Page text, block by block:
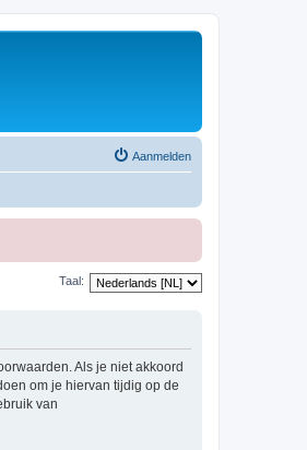
Aanmelden
Taal:
Als je niet akkoord
om je hiervan tijdig op de
van